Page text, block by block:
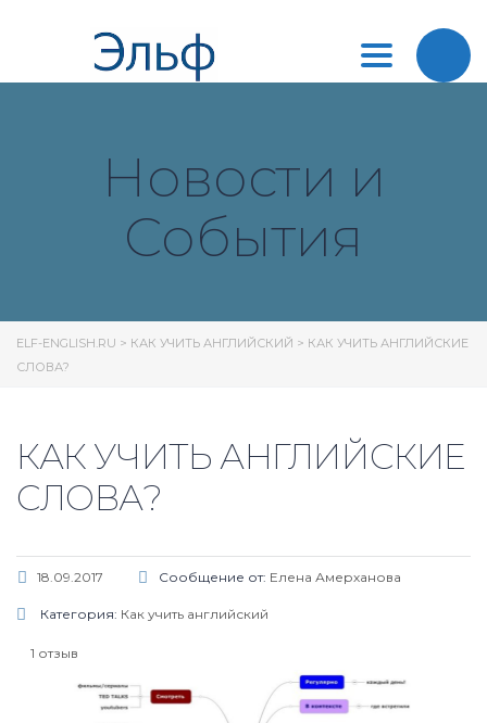
Toggle
Новости и
События
ELF-ENGLISH.RU > КАК УЧИТЬ АНГЛИЙСКИЙ > КАК УЧИТЬ АНГЛИЙСКИЕ
СЛОВА?
КАК УЧИТЬ АНГЛИЙСКИЕ
СЛОВА?
18.09.2017 Сообщение от: Елена Амерханова
Категория: Как учить английский
1 отзыв